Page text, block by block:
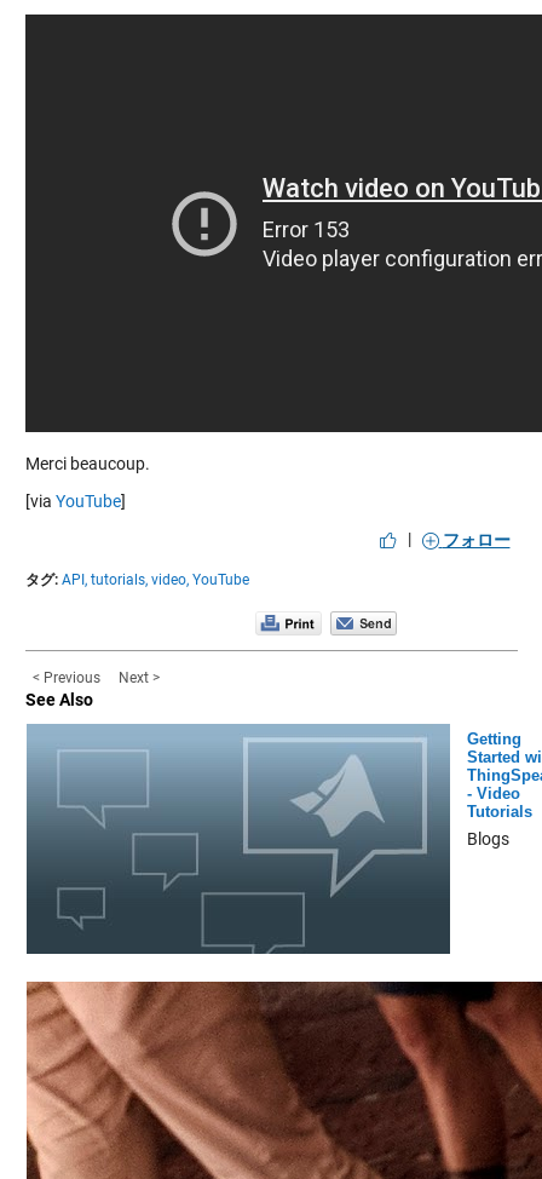
Merci beaucoup.
[via YouTube]
|
フォロー
タグ: API, tutorials, video, YouTube
< Previous Next >
See Also
Getting
Started
- Video
Tutorials
Blogs